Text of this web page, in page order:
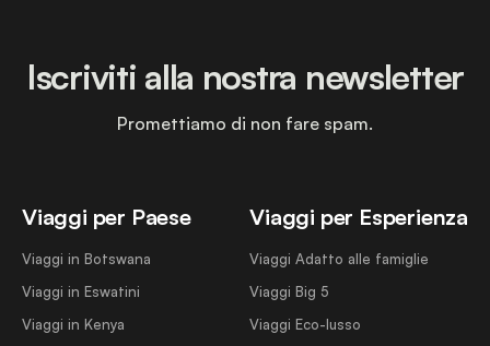
Viaggi per Paese
Viaggi in Botswana
Viaggi in Eswatini
Viaggi in Kenya
Viaggi per Esperienza
Viaggi Adatto alle famiglie
Viaggi Big 5
Viaggi Eco-lusso
Iscriviti alla nostra newsletter
Promettiamo di non fare spam.